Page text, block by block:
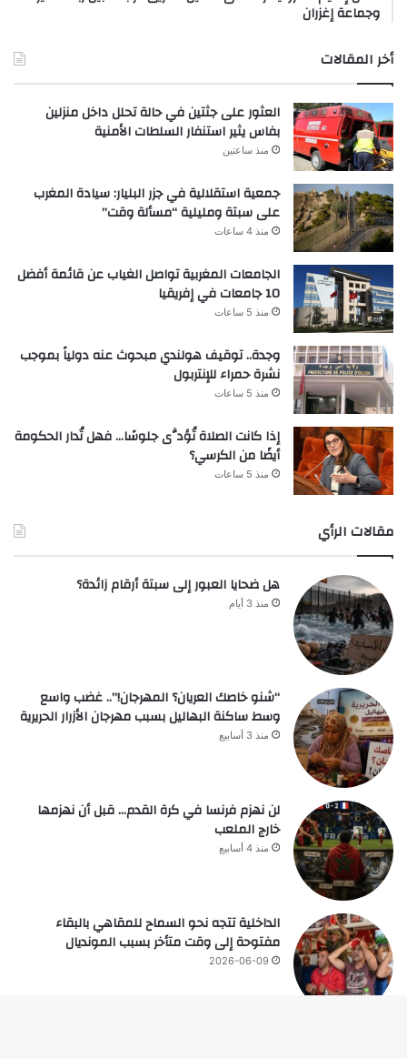
وجماعة إغزران
أخر المقالات
العثور على جثتين في حالة تحلل داخل منزلين
بفاس يثير استنفار السلطات الأمنية
منذ ساعتين
جمعية استقلالية في جزر البليار: سيادة المغرب
على سبتة ومليلية “مسألة وقت”
منذ 4 ساعات
الجامعات المغربية تواصل الغياب عن قائمة أفضل
10 جامعات في إفريقيا
منذ 5 ساعات
وجدة.. توقيف هولندي مبحوث عنه دولياً بموجب
نشرة حمراء للإنتربول
منذ 5 ساعات
إذا كانت الصلاة تُؤدَّى جلوسًا… فهل تُدار الحكومة
أيضًا من الكرسي؟
منذ 5 ساعات
مقالات الرأي
هل ضحايا العبور إلى سبتة أرقام زائدة؟
منذ 3 أيام
“شنو خاصك العريان؟ المهرجان!”.. غضب واسع
وسط ساكنة البهاليل بسبب مهرجان الأزرار الحريرية
منذ 3 أسابيع
لن نهزم فرنسا في كرة القدم… قبل أن نهزمها
خارج الملعب
منذ 4 أسابيع
الداخلية تتجه نحو السماح للمقاهي بالبقاء
مفتوحة إلى وقت متأخر بسبب المونديال
2026-06-09